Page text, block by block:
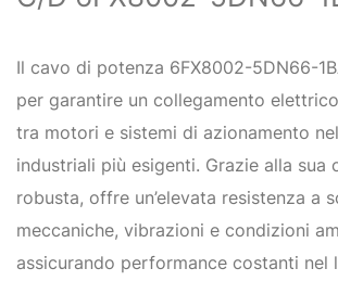
Il cavo di potenza 6FX8002-5DN66-
per garantire un collegamento
tra motori e sistemi di azionamento
industriali più esigenti. Grazie alla sua
robusta, offre un’elevata resistenza a
meccaniche, vibrazioni e condizioni
assicurando performance costanti nel